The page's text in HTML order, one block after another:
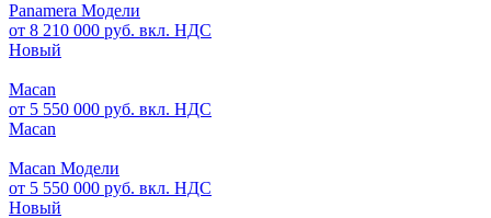
Panamera Модели
от 8 210 000 руб. вкл. НДС
Новый
Macan
от 5 550 000 руб. вкл. НДС
Macan
Macan Модели
от 5 550 000 руб. вкл. НДС
Новый